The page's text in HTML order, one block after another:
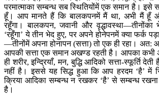
परमात्माका सम्बन्ध सब स्थितियोंमें एक समान है। इसे
हूँ। आप मानते हैं कि बालकपनमें मैं था, अभी मैं हूँ
रहूँगा। बालकपन, जवानी और वृद्धावस्था—तीनोंका
‘रहूँगा’ ये तीन भेद हुए, पर अपने होनेपनमें क्या फर्क
—तीनोंमें अपना होनापन (सत्ता) तो एक ही रहा।
आपकी सत्ता एक समान अखण्ड रहती है। आपका कभी
ही शरीर, इन्द्रियाँ, मन, बुद्धि आदिको सत्ता-स्फूर्ति
नहीं है। इससे यह सिद्ध हुआ कि आप हरदम ‘है’ में
क्रिया आदिका सम्बन्ध न रखकर ‘है’ से सम्बन्ध
है।